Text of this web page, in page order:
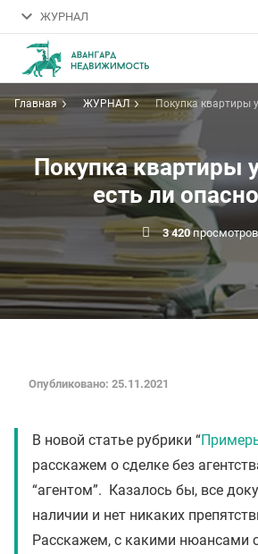
ЖУРНАЛ
Главная ЖУРНАЛ
Покупка квартиры
есть ли опасность?
Покупка квартиры
есть ли
3 420просмотров
Опубликовано: 25.11.2021
В новой статье рубрики “
расскажем о сделке без
“агентом”. Казалось бы, все
наличии и нет никаких
Расскажем, с какими нюансами